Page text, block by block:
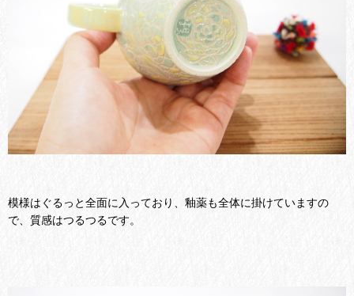
模様はぐるっと全面に入っており、釉薬も全体に掛けていますの
で、質感はつるつるです。